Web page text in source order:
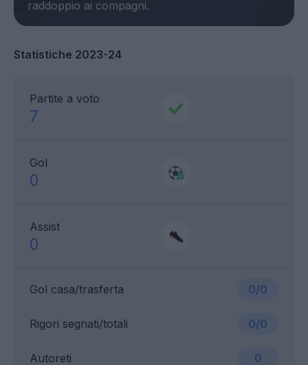
Statistiche 2023-24
Partite a voto
7
Gol
0
Assist
0
Gol casa/trasferta 0/0
Rigori segnati/totali 0/0
Autoreti 0